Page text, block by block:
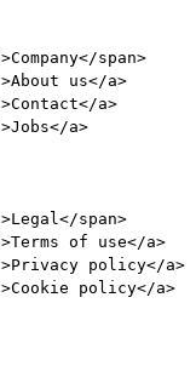
>Company</span>
>About us</a>
>Contact</a>
>Jobs</a>
>Legal </span>
>Terms of use</a>
>Privacy policy</a>
>Cookie policy</a>